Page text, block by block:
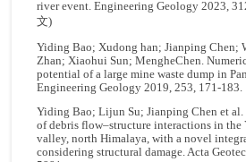
river event. Engineering Geology 2023,
文)
Yiding Bao; Xudong han; Jianping Chen;
Zhan; Xiaohui Sun; MengheChen.
potential of a large mine waste dump in
Engineering Geology 2019, 253, 171-183.
Yiding Bao; Lijun Su; Jianping Chen et
of debris flow–structure interactions in
valley, north Himalaya, with a novel
considering structural damage. Acta